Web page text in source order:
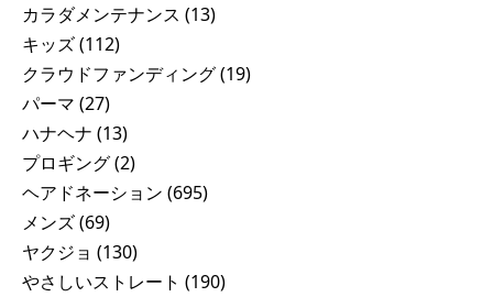
カラダメンテナンス (13)
キッズ(112)
クラウドファンディング(19)
パーマ (27)
ハナヘナ (13)
プロギング(2)
ヘアドネーション (695)
メンズ(69)
ヤクジョ (130)
やさしいストレート (190)